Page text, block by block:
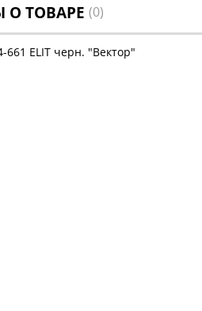
О ТОВАРЕ (0)
661 ELIT черн. "Вектор"